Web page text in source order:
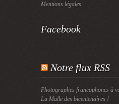
Mentions légales
Facebook
Notre flux RSS
Photographes francophones à
La Malle des bicentenaires !